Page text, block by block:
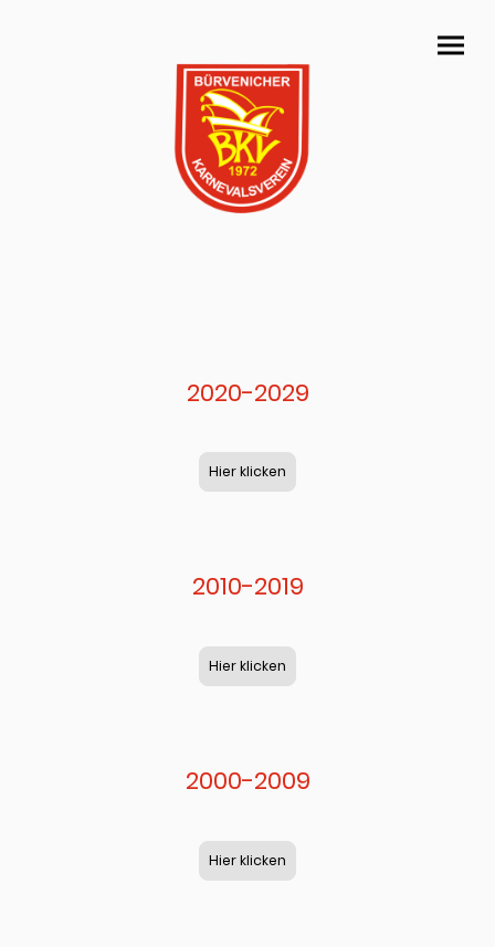
2020-2029
Hier klicken
2010-2019
Hier klicken
2000-2009
Hier klicken